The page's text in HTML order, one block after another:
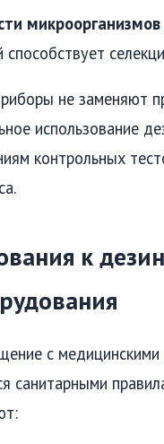
микроорганизмов
способствует
не заменяют
использование
контрольных
к
с
санитарными